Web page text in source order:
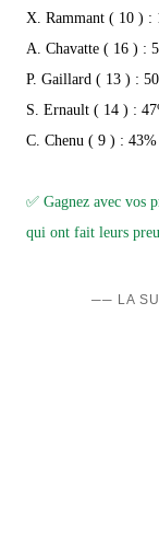
X. Rammant ( 10 ) :
A. Chavatte ( 16 ) :
P. Gaillard ( 13 ) :
S. Ernault ( 14 ) :
C. Chenu ( 9 ) :
✅ Gagnez avec vos
qui ont fait leurs
── LA